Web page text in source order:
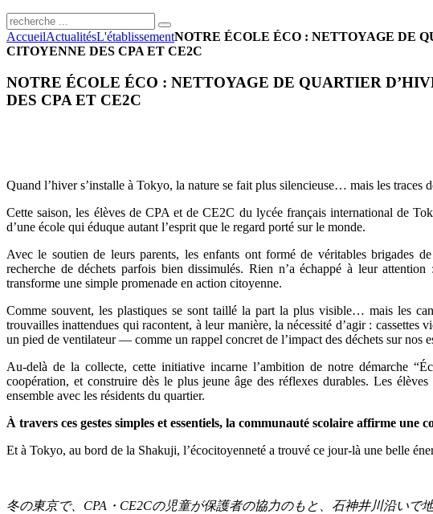
AccueilActualitésL'établissementNOTRE ÉCOLE ÉCO : NETTOYAGE DE
CITOYENNE DES CPA ET CE2C
NOTRE ÉCOLE ÉCO : NETTOYAGE DE QUARTIER
DES CPA ET CE2C
Quand l’hiver s’installe à Tokyo, la nature se fait plus silencieuse… mais les traces
Cette saison, les élèves de CPA et de CE2C du lycée français international de
d’une école qui éduque autant l’esprit que le regard porté sur le monde.
Avec le soutien de leurs parents, les enfants ont formé de véritables brigades
recherche de déchets parfois bien dissimulés. Rien n’a échappé à leur
transforme une simple promenade en action citoyenne.
Comme souvent, les plastiques se sont taillé la part la plus visible… mais les
trouvailles inattendues qui racontent, à leur manière, la nécessité d’agir :
un pied de ventilateur — comme un rappel concret de l’impact des déchets sur nos
Au-delà de la collecte, cette initiative incarne l’ambition de notre démarche
coopération, et construire dès le plus jeune âge des réflexes durables. Les
ensemble avec les résidents du quartier.
À travers ces gestes simples et essentiels, la communauté scolaire affirme
Et à Tokyo, au bord de la Shakuji, l’écocitoyenneté a trouvé ce jour-là une belle
冬の東京で、 CPA ・ CE2Cの児童が保護者の協力のもと、石神井川沿いで